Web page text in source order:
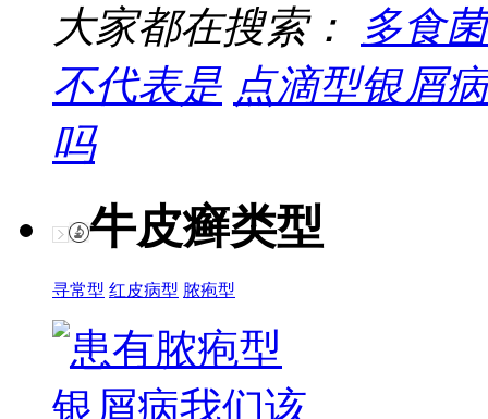
大家都在搜索：
多食
不代表是 点滴型银屑
吗
牛皮癣类型
寻常型 红皮病型 脓疱型